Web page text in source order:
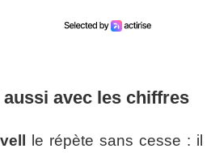
avec les chiffres
le répète sans cesse : il